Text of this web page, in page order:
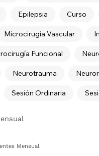
Curso
Epilepsia
Microcirugía Vascular
Funcional
Neurotrauma
Sesión Ordinaria
Mensual